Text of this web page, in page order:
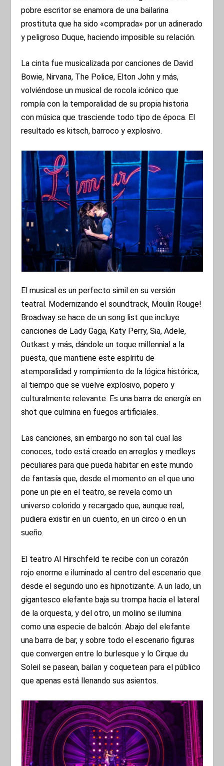
pobre escritor se enamora de una bailarina
prostituta que ha sido «comprada» por un adinerado
y peligroso Duque, haciendo imposible su relación.
La cinta fue musicalizada por canciones de David
Bowie, Nirvana, The Police, Elton John y más,
volviéndose un musical de rocola icónico que
rompía con la temporalidad de su propia historia
con música que trasciende todo tipo de época. El
resultado es kitsch, barroco y explosivo.
El musical es un perfecto simil en su versión
teatral. Modernizando el soundtrack, Moulin Rouge!
Broadway se hace de un song list que incluye
canciones de Lady Gaga, Katy Perry, Sia, Adele,
Outkast y más, dándole un toque millennial a la
puesta, que mantiene este espíritu de
atemporalidad y rompimiento de la lógica histórica,
al tiempo que se vuelve explosivo, popero y
culturalmente relevante. Es una barra de energía en
shot que culmina en fuegos artificiales.
Las canciones, sin embargo no son tal cual las
conoces, todo está creado en arreglos y medleys
peculiares para que pueda habitar en este mundo
de fantasía que, desde el momento en el que uno
pone un pie en el teatro, se revela como un
universo colorido y recargado que, aunque real,
pudiera existir en un cuento, en un circo o en un
sueño.
El teatro Al Hirschfeld te recibe con un corazón
rojo enorme e iluminado al centro del escenario que
desde el segundo uno es hipnotizante. A un lado, un
gigantesco elefante baja su trompa hacia el lateral
de la orquesta, y del otro, un molino se ilumina
como una especie de balcón. Abajo del elefante
una barra de bar, y sobre todo el escenario figuras
que convergen entre lo burlesque y lo Cirque du
Soleil se pasean, bailan y coquetean para el público
que apenas está llenando sus asientos.